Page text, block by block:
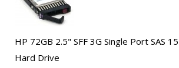
HP 72GB 2.5" SFF 3G Single Port SAS
Hard Drive